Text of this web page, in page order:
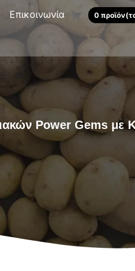
Επικοινωνία 0
Power Gems με